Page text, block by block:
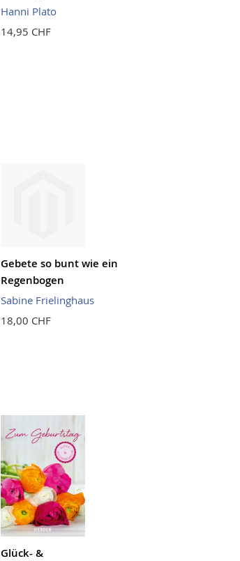
Hanni Plato
14,95 CHF
Gebete so bunt wie ein
Regenbogen
Sabine Frielinghaus
18,00 CHF
Glück- &